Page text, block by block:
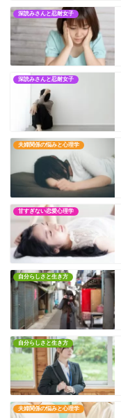
深読みさんと忍耐女子
深読みさんと忍耐女子
夫婦関係の悩みと心理学
甘すぎない恋愛心理学
自分らしさと生き方
自分らしさと生き方
夫婦関係の悩みと心理学